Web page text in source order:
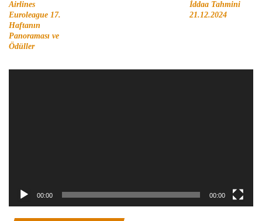
Airlines
Euroleague 17.
Haftanın
Panoraması ve
Ödüller
İddaa Tahmini
21.12.2024
00:00 00:00